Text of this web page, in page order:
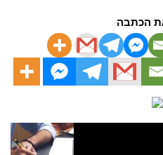
הכתבה